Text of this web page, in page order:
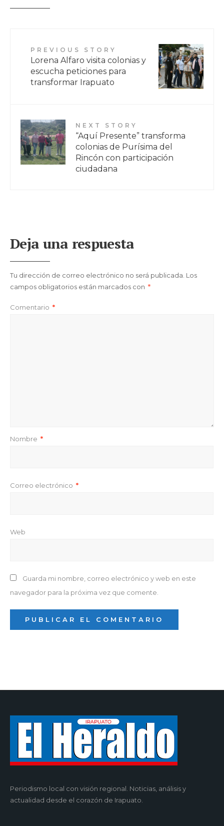
PREVIOUS STORY
Lorena Alfaro visita colonias y
escucha peticiones para
transformar Irapuato
NEXT STORY
“Aquí Presente” transforma
colonias de Purísima del
Rincón con participación
ciudadana
Deja una respuesta
Tu dirección de correo electrónico no será publicada. Los
campos obligatorios están marcados con *
Comentario *
Nombre *
Correo electrónico *
Web
Guarda mi nombre, correo electrónico y web en este
navegador para la próxima vez que comente.
Periodismo local con visión regional. Noticias, análisis y
actualidad desde el corazón de Irapuato.